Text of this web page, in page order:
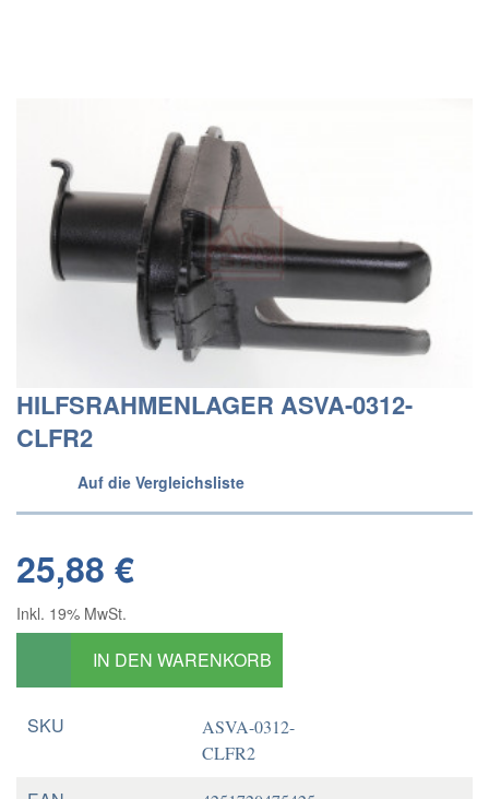
HILFSRAHMENLAGER ASVA-0312-
CLFR2
Auf die Vergleichsliste
25,88 €
Inkl. 19% MwSt.
IN DEN WARENKORB
SKU
ASVA-0312-
CLFR2